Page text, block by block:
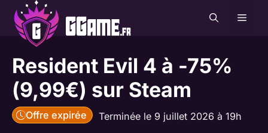
Aller
contenu
Resident Evil 4 à -75%
(9,99€) sur Steam
Offre expirée Terminée le 9 juillet 2026 à 19h